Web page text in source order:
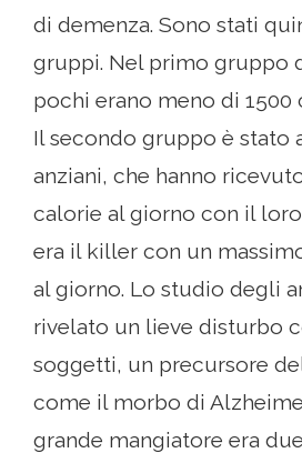
di demenza. Sono stati
gruppi. Nel primo gruppo
pochi erano meno di 1500
Il secondo gruppo è stato
anziani, che hanno
calorie al giorno con il
era il killer con un
al giorno. Lo studio degli
rivelato un lieve disturbo
soggetti, un precursore
come il morbo di
grande mangiatore era